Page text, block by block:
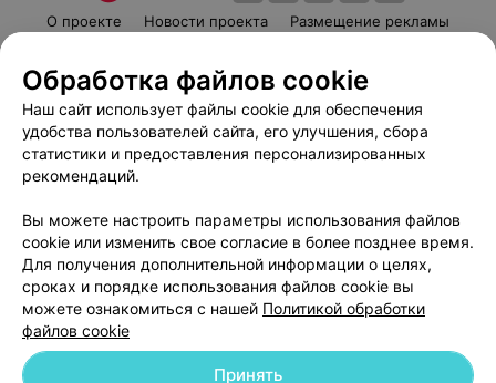
О проекте Новости проекта
Размещение рекламы
Пользовательское соглашение
Способы оплаты
Вакансии
Партнеры
Написать руководителю 103.by
Обработка персональных данных
Обработка файлов cookie
Наш сайт использует файлы cookie для обеспечения
удобства пользователей сайта, его улучшения, сбора
статистики и предоставления персонализированных
рекомендаций.
Вы можете настроить параметры использования файлов
cookie или изменить свое согласие в более позднее время.
Для получения дополнительной информации о целях,
сроках и порядке использования файлов cookie вы
можете ознакомиться с нашей Политикой обработки
файлов cookie
Принять